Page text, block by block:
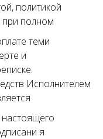
политикой
при полном
теми
и
Исполнителем
я